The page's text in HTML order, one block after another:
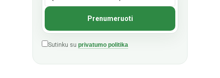
Sutinku su privatumo politika